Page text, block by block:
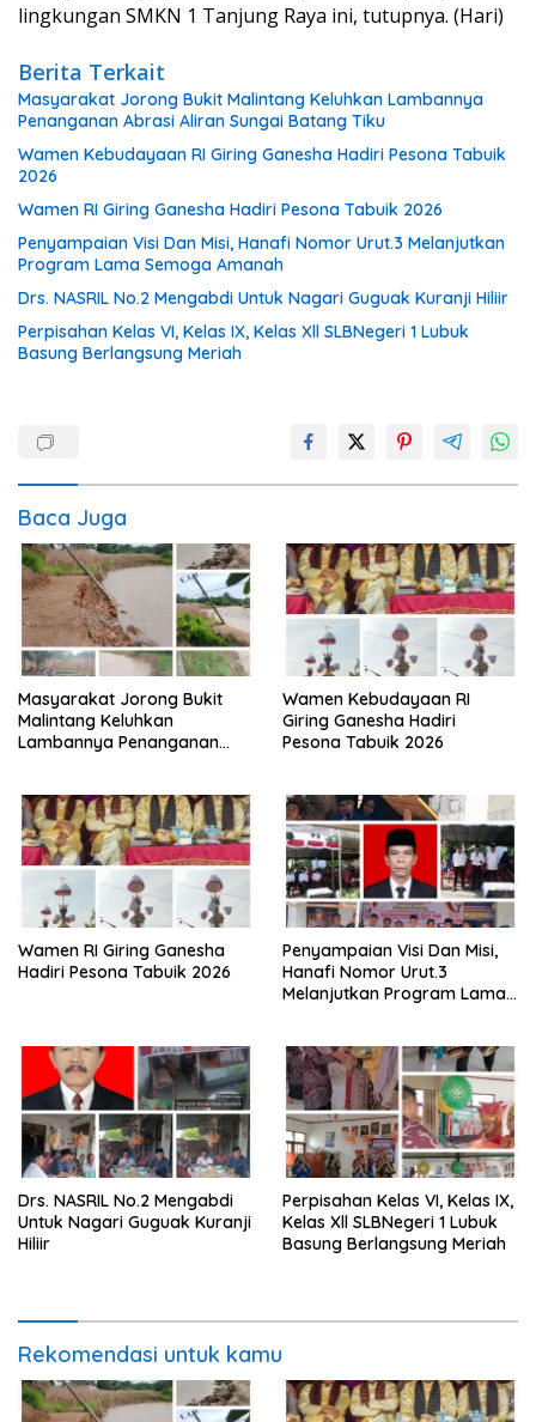
lingkungan SMKN 1 Tanjung Raya ini, tutupnya. (Hari)
Berita Terkait
Masyarakat Jorong Bukit Malintang Keluhkan Lambannya
Penanganan Abrasi Aliran Sungai Batang Tiku
Wamen Kebudayaan RI Giring Ganesha Hadiri Pesona Tabuik
2026
Wamen RI Giring Ganesha Hadiri Pesona Tabuik 2026
Penyampaian Visi Dan Misi, Hanafi Nomor Urut.3 Melanjutkan
Program Lama Semoga Amanah
Drs. NASRIL No.2 Mengabdi Untuk Nagari Guguak Kuranji Hiliir
Perpisahan Kelas VI, Kelas IX, Kelas Xll SLBNegeri 1 Lubuk
Basung Berlangsung Meriah
Baca Juga
Masyarakat Jorong Bukit
Malintang Keluhkan
Lambannya Penanganan
Wamen Kebudayaan RI
Giring Ganesha Hadiri
Pesona Tabuik 2026
Wamen RI Giring Ganesha
Hadiri Pesona Tabuik 2026
Penyampaian Visi Dan Misi,
Hanafi Nomor Urut.3
Melanjutkan Program Lama
Drs. NASRIL No.2 Mengabdi
Untuk Nagari Guguak Kuranji
Hiliir
Perpisahan Kelas VI, Kelas IX,
Kelas Xll SLBNegeri 1 Lubuk
Basung Berlangsung Meriah
Rekomendasi untuk kamu